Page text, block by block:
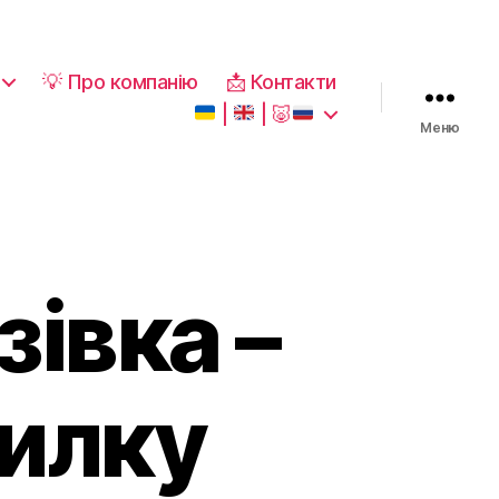
💡 Про компанію
📩 Контакти
🐷
Меню
–